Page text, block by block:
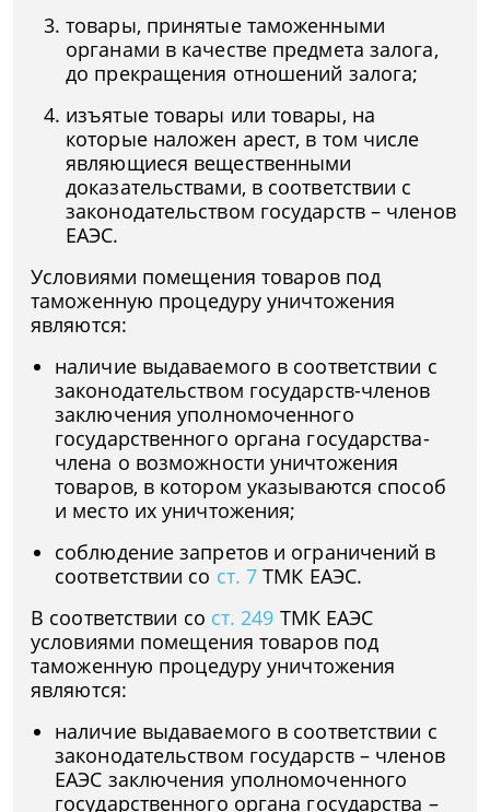
товары, принятые таможенными
органами в качестве предмета залога,
до прекращения отношений залога;
изъятые товары или товары, на
которые наложен арест, в том числе
являющиеся вещественными
доказательствами, в соответствии с
законодательством государств – членов
ЕАЭС.
Условиями помещения товаров под
таможенную процедуру уничтожения
являются:
наличие выдаваемого в соответствии с
законодательством государств-членов
заключения уполномоченного
государственного органа государства-
члена о возможности уничтожения
товаров, в котором указываются способ
и место их уничтожения;
соблюдение запретов и ограничений в
соответствии со ст. 7 ТМК ЕАЭС.
В соответствии со ст. 249 ТМК ЕАЭС
условиями помещения товаров под
таможенную процедуру уничтожения
являются:
наличие выдаваемого в соответствии с
законодательством государств – членов
ЕАЭС заключения уполномоченного
государственного органа государства –